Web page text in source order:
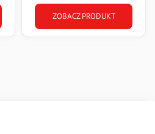
ZOBACZ PRODUKT